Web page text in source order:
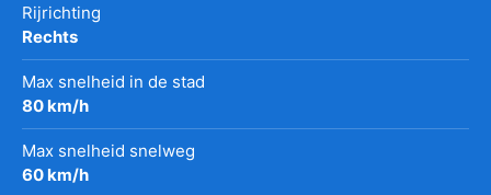
Rijrichting
Rechts
Max snelheid in de stad
80 km/h
Max snelheid snelweg
60 km/h